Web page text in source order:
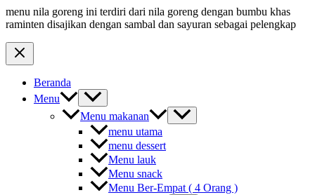
menu nila goreng ini terdiri dari nila goreng dengan bumbu khas
raminten disajikan dengan sambal dan sayuran sebagai pelengkap
Beranda
Menu
Menu makanan
menu utama
menu dessert
Menu lauk
Menu snack
Menu Ber-Empat ( 4 Orang )